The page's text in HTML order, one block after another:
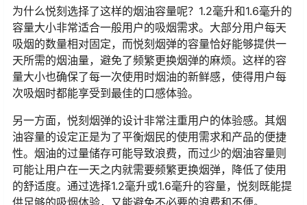
为什么悦刻选择了这样的烟油容量呢？1.2毫升和1.6毫升的
容量大小非常适合一般用户的吸烟需求。大部分用户每天
吸烟的数量相对固定，而悦刻烟弹的容量恰好能够提供一
天所需的烟油量，避免了频繁更换烟弹的麻烦。这样的容
量大小也确保了每一次使用时烟油的新鲜感，使得用户每
次吸烟时都能享受到最佳的口感体验。
另一方面，悦刻烟弹的设计非常注重用户的体验感。其烟
油容量的设定正是为了平衡烟民的使用需求和产品的便捷
性。烟油的过量储存可能导致浪费，而过少的烟油容量则
可能让用户在一天之内就需要频繁更换烟弹，降低了使用
的舒适度。通过选择1.2毫升或1.6毫升的容量，悦刻既能提